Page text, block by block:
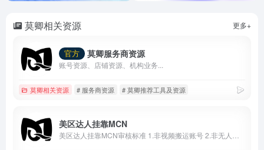
莫卿相关资源 更多+
官方 莫卿服务商资源
账号资源、店铺资源、机构业务...
莫卿相关资源 # 服务商资源 # 莫卿推荐工具及资源
美区达人挂靠MCN